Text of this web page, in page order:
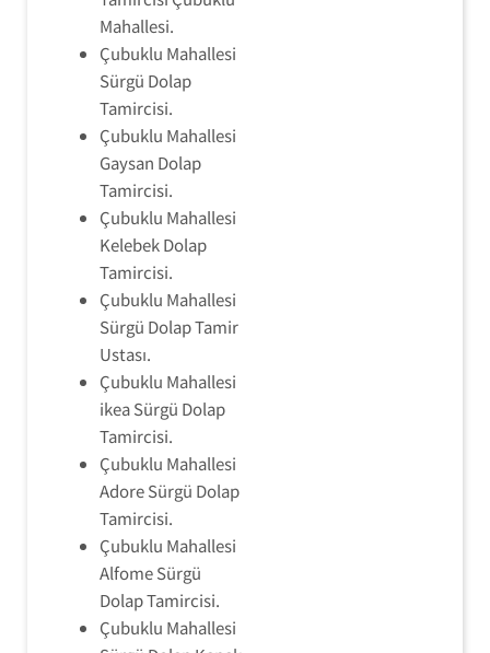
Mahallesi.
Çubuklu Mahallesi
Sürgü Dolap
Tamircisi.
Çubuklu Mahallesi
Gaysan Dolap
Tamircisi.
Çubuklu Mahallesi
Kelebek Dolap
Tamircisi.
Çubuklu Mahallesi
Sürgü Dolap Tamir
Ustası.
Çubuklu Mahallesi
ikea Sürgü Dolap
Tamircisi.
Çubuklu Mahallesi
Adore Sürgü Dolap
Tamircisi.
Çubuklu Mahallesi
Alfome Sürgü
Dolap Tamircisi.
Çubuklu Mahallesi